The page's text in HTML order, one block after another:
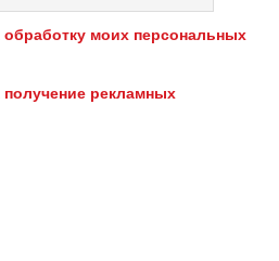
обработку моих персональных
получение рекламных